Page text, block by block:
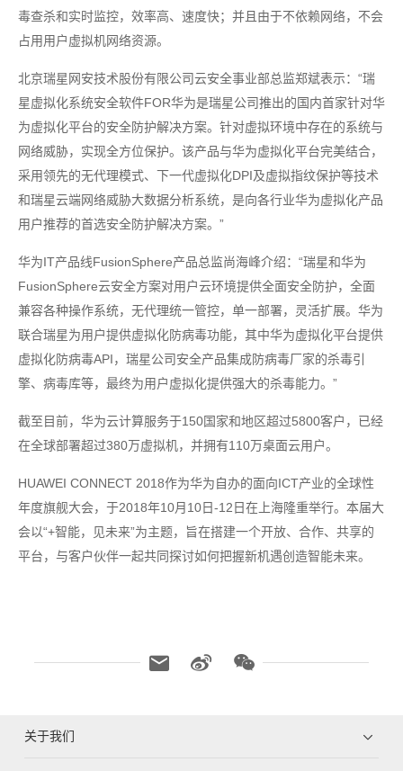
毒查杀和实时监控，效率高、速度快；并且由于不依赖网络，不会
占用用户虚拟机网络资源。
北京瑞星网安技术股份有限公司云安全事业部总监郑斌表示：“瑞
星虚拟化系统安全软件FOR华为是瑞星公司推出的国内首家针对华
为虚拟化平台的安全防护解决方案。针对虚拟环境中存在的系统与
网络威胁，实现全方位保护。该产品与华为虚拟化平台完美结合，
采用领先的无代理模式、下一代虚拟化DPI及虚拟指纹保护等技术
和瑞星云端网络威胁大数据分析系统，是向各行业华为虚拟化产品
用户推荐的首选安全防护解决方案。”
华为IT产品线FusionSphere产品总监尚海峰介绍：“瑞星和华为
FusionSphere云安全方案对用户云环境提供全面安全防护，全面
兼容各种操作系统，无代理统一管控，单一部署，灵活扩展。华为
联合瑞星为用户提供虚拟化防病毒功能，其中华为虚拟化平台提供
虚拟化防病毒API，瑞星公司安全产品集成防病毒厂家的杀毒引
擎、病毒库等，最终为用户虚拟化提供强大的杀毒能力。”
截至目前，华为云计算服务于150国家和地区超过5800客户，已经
在全球部署超过380万虚拟机，并拥有110万桌面云用户。
HUAWEI CONNECT 2018作为华为自办的面向ICT产业的全球性
年度旗舰大会，于2018年10月10日-12日在上海隆重举行。本届大
会以“+智能，见未来”为主题，旨在搭建一个开放、合作、共享的
平台，与客户伙伴一起共同探讨如何把握新机遇创造智能未来。
关于我们